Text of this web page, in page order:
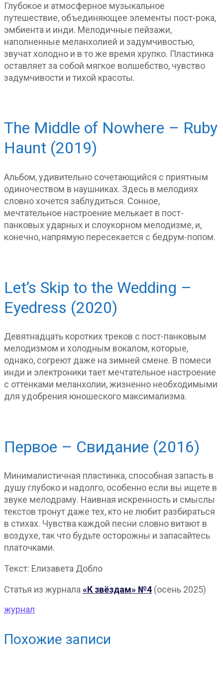
Глубокое и атмосферное музыкальное
путешествие, объединяющее элементы пост-рока,
эмбиента и инди. Мелодичные пейзажи,
наполненные меланхолией и задумчивостью,
звучат холодно и в то же время хрупко. Пластинка
оставляет за собой мягкое волшебство, чувство
задумчивости и тихой красоты.
The Middle of Nowhere – Ruby
Haunt (2019)
Альбом, удивительно сочетающийся с приятным
одиночеством в наушниках. Здесь в мелодиях
словно хочется заблудиться. Сонное,
мечтательное настроение мелькает в пост-
панковых ударных и слоукорном мелодизме, и,
конечно, напрямую пересекается с бедрум-попом.
Let’s Skip to the Wedding –
Eyedress (2020)
Девятнадцать коротких треков с пост-панковым
мелодизмом и холодным вокалом, которые,
однако, согреют даже на зимней смене. В помеси
инди и электроники тает мечтательное настроение
с оттенками меланхолии, жизненно необходимыми
для удобрения юношеского максимализма.
Первое – Свидание (2016)
Минималистичная пластинка, способная запасть в
душу глубоко и надолго, особенно если вы ищете в
звуке мелодраму. Наивная искренность и смыслы
текстов тронут даже тех, кто не любит разбираться
в стихах. Чувства каждой песни словно витают в
воздухе, так что будьте осторожны и запасайтесь
платочками.
Текст: Елизавета Добло
Статья из журнала «К звёздам» №4 (осень 2025)
журнал
Похожие записи